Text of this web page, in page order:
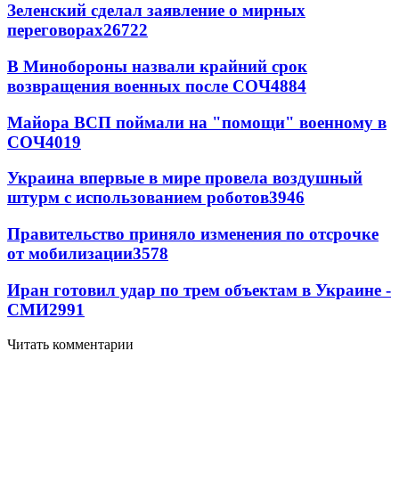
Зеленский сделал заявление о мирных
переговорах26722
В Минобороны назвали крайний срок
возвращения военных после СОЧ4884
Майора ВСП поймали на "помощи" военному в
СОЧ4019
Украина впервые в мире провела воздушный
штурм с использованием роботов3946
Правительство приняло изменения по отсрочке
от мобилизации3578
Иран готовил удар по трем объектам в Украине -
СМИ2991
Читать комментарии